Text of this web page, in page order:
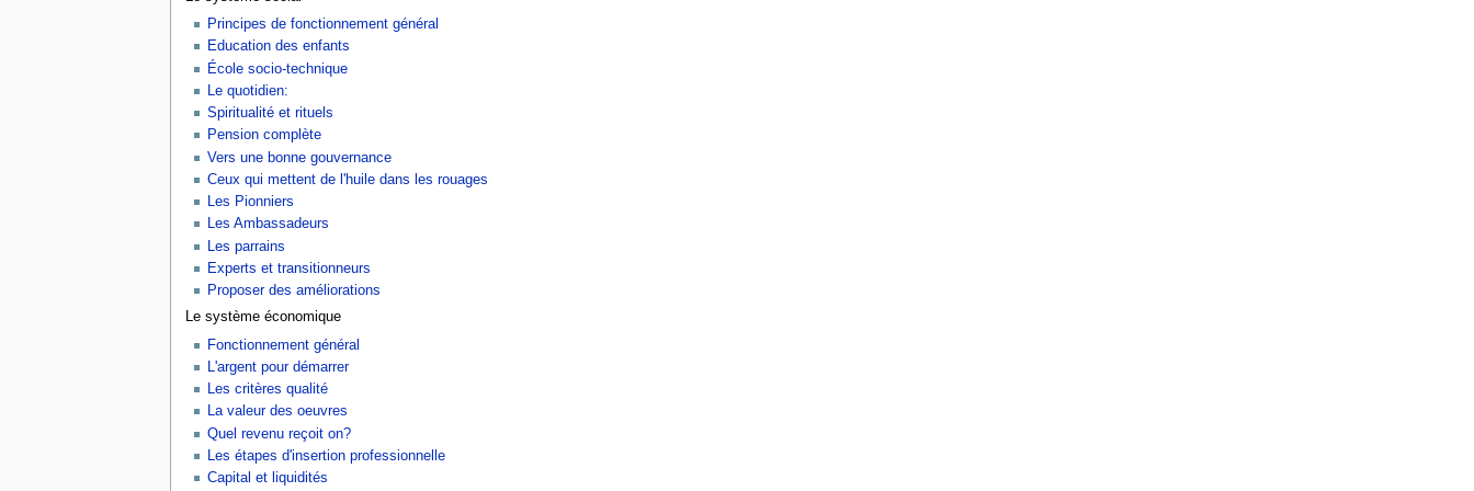
Principes de fonctionnement général
Education des enfants
École socio-technique
Le quotidien:
Spiritualité et rituels
Pension complète
Vers une bonne gouvernance
Ceux qui mettent de l'huile dans les rouages
Les Pionniers
Les Ambassadeurs
Les parrains
Experts et transitionneurs
Proposer des améliorations
Le système économique
Fonctionnement général
L'argent pour démarrer
Les critères qualité
La valeur des oeuvres
Quel revenu reçoit on?
Les étapes d'insertion professionnelle
Capital et liquidités